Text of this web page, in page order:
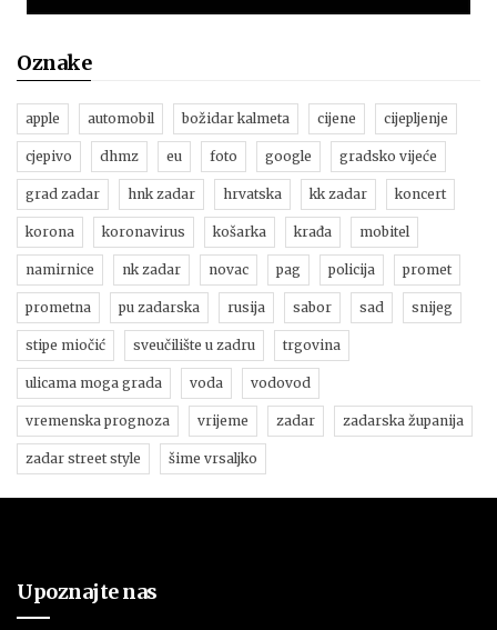
Oznake
apple automobil božidar kalmeta cijene cijepljenje
cjepivo dhmz eu foto google gradsko vijeće
grad zadar hnk zadar hrvatska kk zadar koncert
korona koronavirus košarka krađa mobitel
namirnice nk zadar novac pag policija promet
prometna pu zadarska rusija sabor sad snijeg
stipe miočić sveučilište u zadru trgovina
ulicama moga grada voda vodovod
vremenska prognoza vrijeme zadar zadarska županija
zadar street style šime vrsaljko
Upoznajte nas